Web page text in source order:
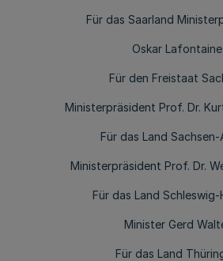
Für das Saarland
Oskar Lafontaine
Für den Freistaat
Ministerpräsident Prof. Dr.
Für das Land
Ministerpräsident Prof. Dr.
Für das Land Schleswig-
Minister Gerd
Für das Land